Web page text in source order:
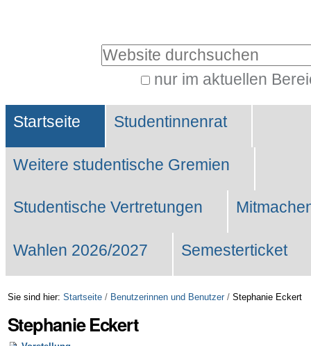
Website durchsuchen
nur im aktuellen
Suche…
Sektionen
Startseite Studentinnenrat
Weitere studentische Gremien
Studentische Vertretungen
Wahlen 2026/2027 Semesterticket
Sie sind hier: Startseite / Benutzerinnen und Benutzer / Stephanie Eckert
Stephanie Eckert